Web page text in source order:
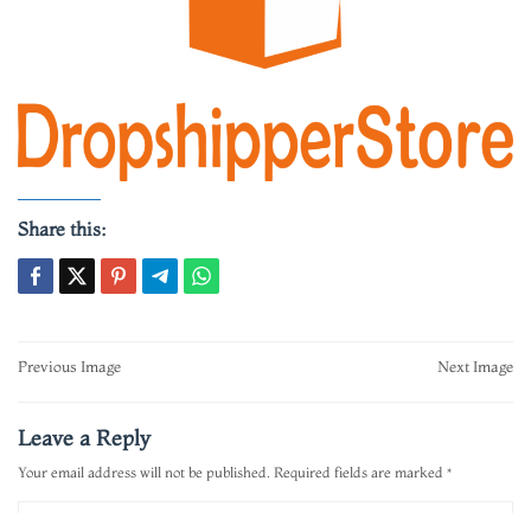
Share this:
Post
Previous Image Next Image
Leave a Reply
Your email address will not be published. Required fields are marked *